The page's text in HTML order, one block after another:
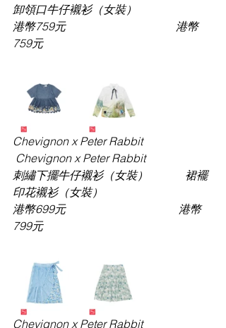
卸領口牛仔襯衫（女裝）
港幣759元                                       港幣
759元
Chevignon x Peter Rabbit
Chevignon x Peter Rabbit
刺繡下擺牛仔襯衫（女裝）
裙襬
印花襯衫（女裝）
港幣699元                                        港幣
799元
Chevignon x Peter Rabbit